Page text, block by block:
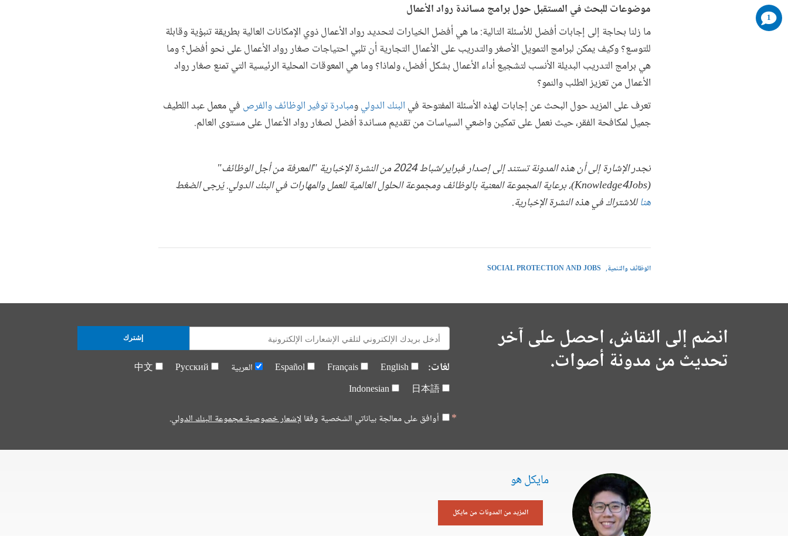
موضوعات للبحث في المستقبل حول برامج مساندة رواد الأعمال
ما زلنا بحاجة إلى إجابات أفضل للأسئلة التالية: ما هي أفضل الخيارات لتحديد رواد الأعمال ذوي الإمكانات العالية بطريقة تنبؤية وقابلة
للتوسع؟ وكيف يمكن لبرامج التمويل الأصغر والتدريب على الأعمال التجارية أن تلبي احتياجات صغار رواد الأعمال على نحو أفضل؟ وما
هي برامج التدريب البديلة الأنسب لتشجيع أداء الأعمال بشكل أفضل، ولماذا؟ وما هي المعوقات المحلية الرئيسية التي تمنع صغار رواد
الأعمال من تعزيز الطلب والنمو؟
تعرف على المزيد حول البحث عن إجابات لهذه الأسئلة المفتوحة في البنك الدوليومبادرة توفير الوظائف والفرص في معمل عبد اللطيف
جميل لمكافحة الفقر، حيث نعمل على تمكين واضعي السياسات من تقديم مساندة أفضل لصغار رواد الأعمال على مستوى العالم.
تجدر الإشارة إلى أن هذه المدونة تستند إلى إصدار فبراير/شباط 2024 من النشرة الإخبارية "المعرفة من أجل الوظائف"
(Knowledge4Jobs)، برعاية المجموعة المعنية بالوظائف ومجموعة الحلول العالمية للعمل والمهارات في البنك الدولي. يُرجى الضغط
هناللاشتراك في هذه النشرة الإخبارية.
الوظائف والتنمية SOCIAL PROTECTION AND JOBS
انضم إلى النقاش، احصل على آخر
تحديث من مدونة أصوات.
E-
mail:
لغات: English
Français
Español العربية Русский
中文
日本語
Indonesian
أوافق على معالجة بياناتي الشخصية وفقالإشعار خصوصية مجموعة البنك الدولي.
إشترك
مايكل هو
المزيد من المدونات من مايكل
1
comments
added